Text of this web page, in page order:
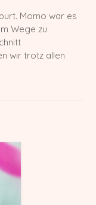
den
von den
Momo war es
Wege zu
wir trotz allen